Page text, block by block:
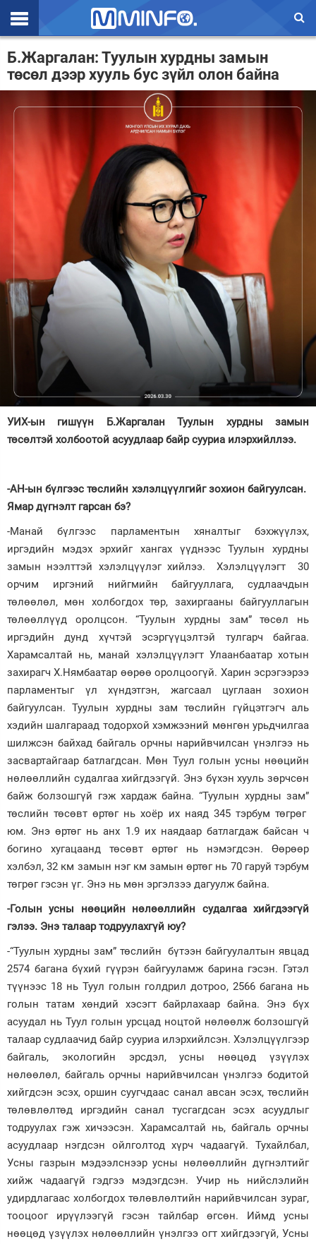
Эхлэл
Цаг агаар
Валют ханш
Спорт
Дэлхий
Энтертайнмэнт
Б.Жаргалан: Туулын хурдны замын
төсөл дээр хууль бус зүйл олон байна
УИХ-ын гишүүн Б.Жаргалан Туулын хурдны замын
төсөлтэй холбоотой асуудлаар байр сууриа илэрхийллээ.
-АН-ын бүлгээс төслийн хэлэлцүүлгийг зохион байгуулсан.
Ямар дүгнэлт гарсан бэ?
-Манай бүлгээс парламентын хяналтыг бэхжүүлэх,
иргэдийн мэдэх эрхийг хангах үүднээс Туулын хурдны
замын нээлттэй хэлэлцүүлэг хийлээ. Хэлэлцүүлэгт 30
орчим иргэний нийгмийн байгууллага, судлаачдын
төлөөлөл, мөн холбогдох төр, захиргааны байгууллагын
төлөөллүүд оролцсон. “Туулын хурдны зам” төсөл нь
иргэдийн дунд хүчтэй эсэргүүцэлтэй тулгарч байгаа.
Харамсалтай нь, манай хэлэлцүүлэгт Улаанбаатар хотын
захирагч Х.Нямбаатар өөрөө оролцоогүй. Харин эсрэгээрээ
парламентыг үл хүндэтгэн, жагсаал цуглаан зохион
байгуулсан. Туулын хурдны зам төслийн гүйцэтгэгч аль
хэдийн шалгараад тодорхой хэмжээний мөнгөн урьдчилгаа
шилжсэн байхад байгаль орчны нарийвчилсан үнэлгээ нь
засвартайгаар батлагдсан. Мөн Туул голын усны нөөцийн
нөлөөллийн судалгаа хийгдээгүй. Энэ бүхэн хууль зөрчсөн
байж болзошгүй гэж хардаж байна. “Туулын хурдны зам”
төслийн төсөвт өртөг нь хоёр их наяд 345 тэрбум төгрөг
юм. Энэ өртөг нь анх 1.9 их наядаар батлагдаж байсан ч
богино хугацаанд төсөвт өртөг нь нэмэгдсэн. Өөрөөр
хэлбэл, 32 км замын нэг км замын өртөг нь 70 гаруй тэрбум
төгрөг гэсэн үг. Энэ нь мөн эргэлзээ дагуулж байна.
-Голын усны нөөцийн нөлөөллийн судалгаа хийгдээгүй
гэлээ. Энэ талаар тодруулахгүй юу?
-“Туулын хурдны зам” төслийн бүтээн байгуулалтын явцад
2574 багана бүхий гүүрэн байгууламж барина гэсэн. Гэтэл
түүнээс 18 нь Туул голын голдрил дотроо, 2566 багана нь
голын татам хөндий хэсэгт байрлахаар байна. Энэ бүх
асуудал нь Туул голын урсцад ноцтой нөлөөлж болзошгүй
талаар судлаачид байр сууриа илэрхийлсэн. Хэлэлцүүлгээр
байгаль, экологийн эрсдэл, усны нөөцөд үзүүлэх
нөлөөлөл, байгаль орчны нарийвчилсан үнэлгээ бодитой
хийгдсэн эсэх, оршин суугчдаас санал авсан эсэх, төслийн
төлөвлөлтөд иргэдийн санал тусгагдсан эсэх асуудлыг
тодруулах гэж хичээсэн. Харамсалтай нь, байгаль орчны
асуудлаар нэгдсэн ойлголтод хүрч чадаагүй. Тухайлбал,
Усны газрын мэдээлснээр усны нөлөөллийн дүгнэлтийг
хийж чадаагүй гэдгээ мэдэгдсэн. Учир нь нийслэлийн
удирдлагаас холбогдох төлөвлөлтийн нарийвчилсан зураг,
тооцоог ирүүлээгүй гэсэн тайлбар өгсөн. Иймд усны
нөөцөд үзүүлэх нөлөөллийн үнэлгээ огт хийгдээгүй, Усны